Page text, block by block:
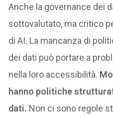
Anche la governance dei
sottovalutato, ma critico
di AI. La mancanza di
dei dati può portare a
nella loro accessibilità.
hanno politiche
dati. Non ci sono regole